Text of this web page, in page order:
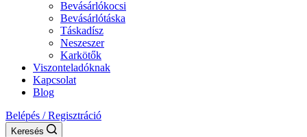
Bevásárlókocsi
Bevásárlótáska
Táskadísz
Neszeszer
Karkötők
Viszonteladóknak
Kapcsolat
Blog
Belépés / Regisztráció
Keresés